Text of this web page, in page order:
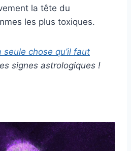
la tête du
les plus toxiques.
seule chose qu’il faut
signes astrologiques !